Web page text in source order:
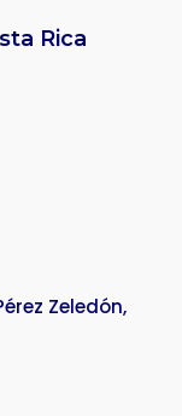
Rica
Zeledón,